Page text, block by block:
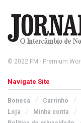
© 2022 FM - Premium
Navigate Site
Boneca Carrinho
Loja
Minha conta